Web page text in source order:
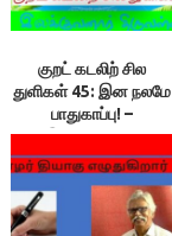
குறட் கடலிற் சில
துளிகள் 45: இன நலமே
பாதுகாப்பு! –
இலக்குவனார்
திருவள்ளுவன்